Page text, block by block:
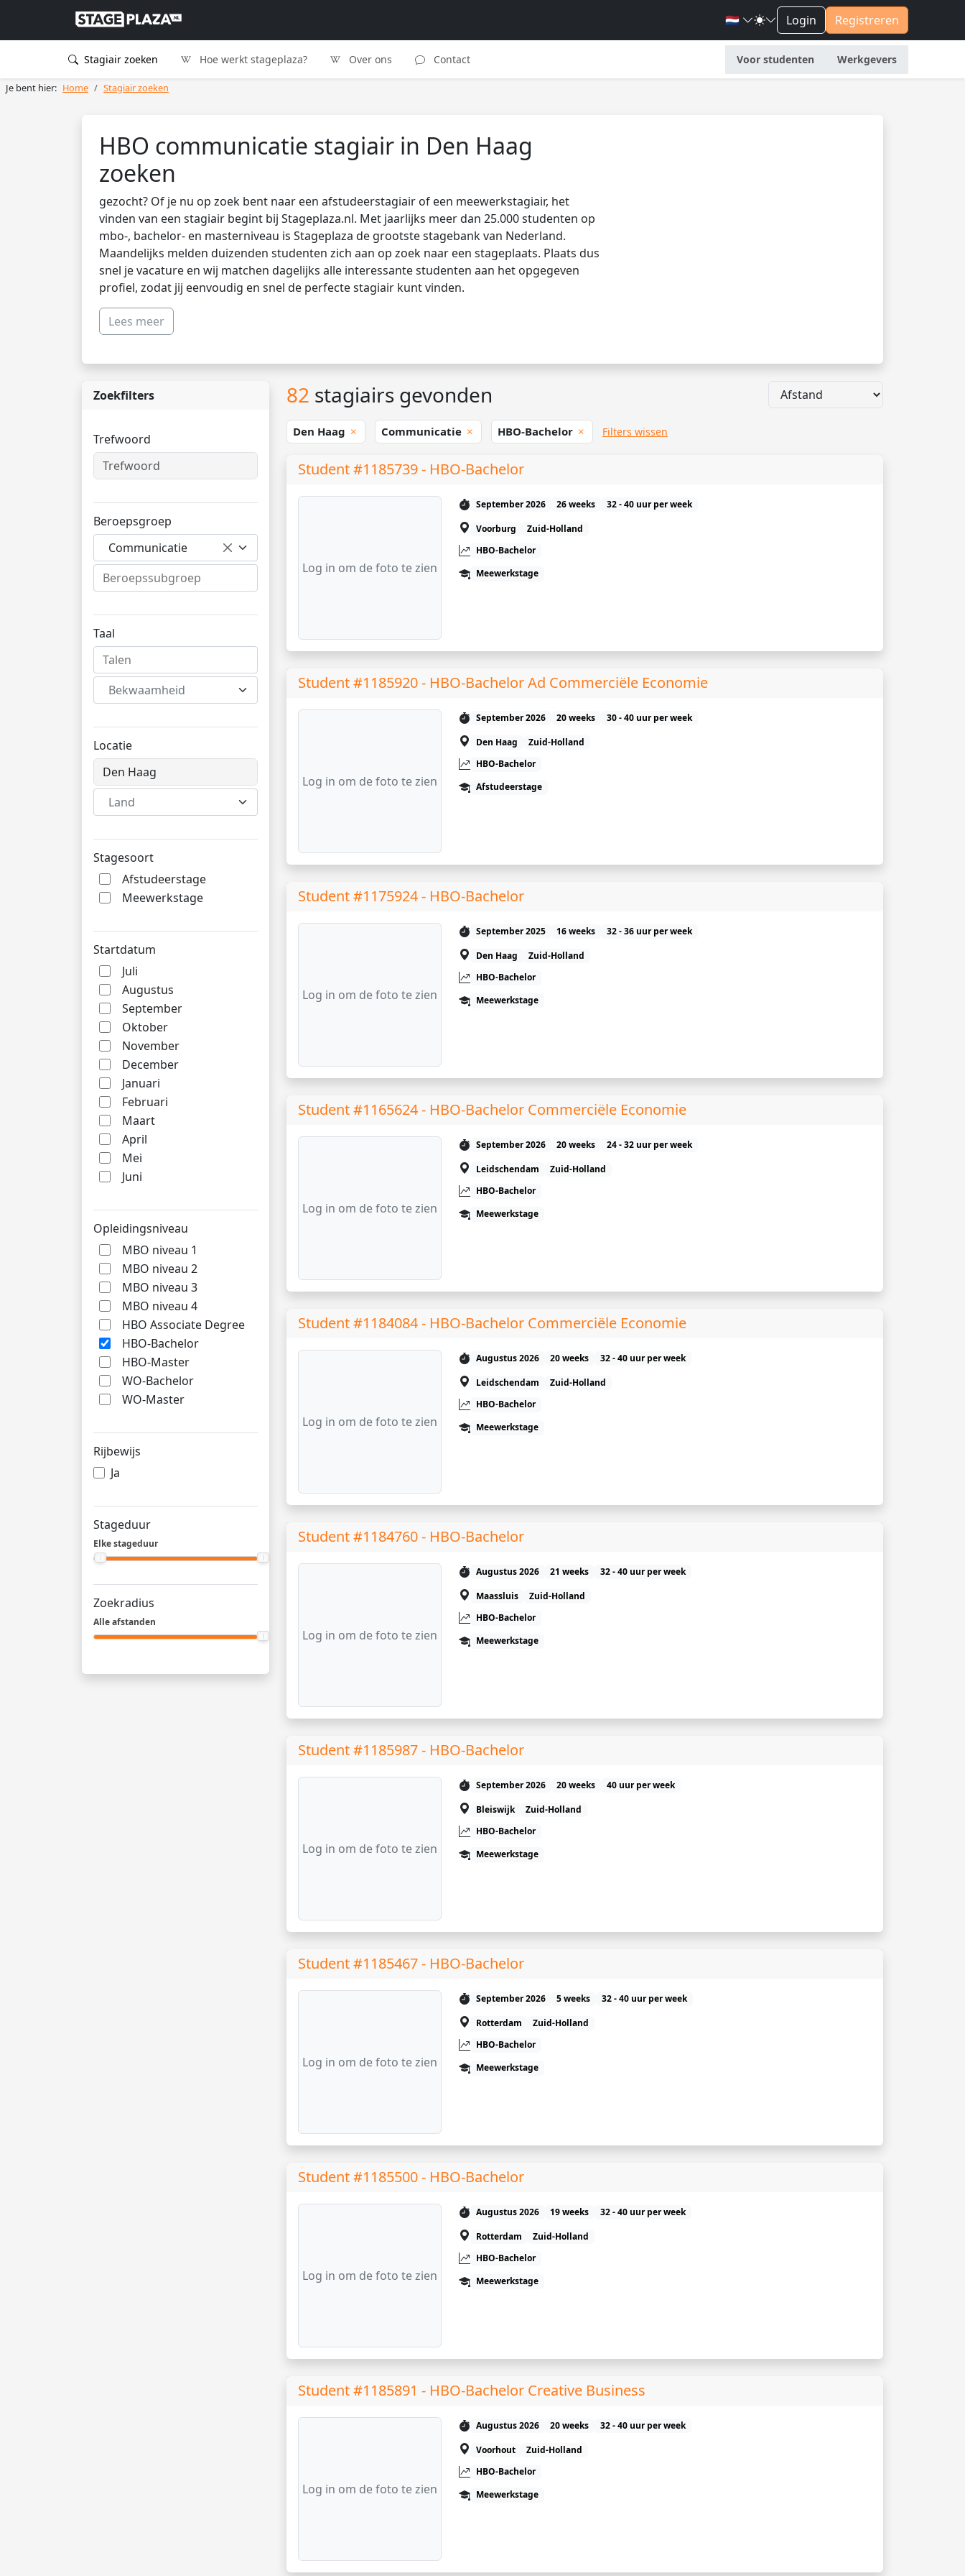
🇳🇱 Login Registreren
Stagiair zoeken Hoe werkt stageplaza? Over ons Contact Voor studenten Werkgevers
Je bent hier: Home Stagiair zoeken
HBO communicatie stagiair in Den Haag
zoeken
gezocht? Of je nu op zoek bent naar een afstudeerstagiair of een meewerkstagiair, het
vinden van een stagiair begint bij Stageplaza.nl. Met jaarlijks meer dan 25.000 studenten op
mbo-, bachelor- en masterniveau is Stageplaza de grootste stagebank van Nederland.
Maandelijks melden duizenden studenten zich aan op zoek naar een stageplaats. Plaats dus
snel je vacature en wij matchen dagelijks alle interessante studenten aan het opgegeven
profiel, zodat jij eenvoudig en snel de perfecte stagiair kunt vinden.
Lees meer
Zoekfilters
Trefwoord
Beroepsgroep
Communicatie
Taal
Bekwaamheid
Locatie
Land
Stagesoort
Afstudeerstage
Meewerkstage
Startdatum
Juli
Augustus
September
Oktober
November
December
Januari
Februari
Maart
April
Mei
Juni
Opleidingsniveau
MBO niveau 1
MBO niveau 2
MBO niveau 3
MBO niveau 4
HBO Associate Degree
HBO-Bachelor
HBO-Master
WO-Bachelor
WO-Master
Rijbewijs
Ja
Stageduur
Elke stageduur
Zoekradius
Alle afstanden
82 stagiairs gevonden
Den Haag Communicatie HBO-Bachelor Filters wissen
Student #1185739 - HBO-Bachelor
Log in om de foto te zien
September 2026 26 weeks
32 - 40 uur per week
Voorburg
Zuid-Holland
HBO-Bachelor
Meewerkstage
Student #1185920 - HBO-Bachelor Ad Commerciële Economie
Log in om de foto te zien
September 2026 20 weeks
30 - 40 uur per week
Den Haag
Zuid-Holland
HBO-Bachelor
Afstudeerstage
Student #1175924 - HBO-Bachelor
Log in om de foto te zien
September 2025 16 weeks
32 - 36 uur per week
Den Haag
Zuid-Holland
HBO-Bachelor
Meewerkstage
Student #1165624 - HBO-Bachelor Commerciële Economie
Log in om de foto te zien
September 2026 20 weeks
24 - 32 uur per week
Leidschendam
Zuid-Holland
HBO-Bachelor
Meewerkstage
Student #1184084 - HBO-Bachelor Commerciële Economie
Log in om de foto te zien
Augustus 2026 20 weeks
32 - 40 uur per week
Leidschendam
Zuid-Holland
HBO-Bachelor
Meewerkstage
Student #1184760 - HBO-Bachelor
Log in om de foto te zien
Augustus 2026 21 weeks
32 - 40 uur per week
Maassluis
Zuid-Holland
HBO-Bachelor
Meewerkstage
Student #1185987 - HBO-Bachelor
Log in om de foto te zien
September 2026 20 weeks
40 uur per week
Bleiswijk
Zuid-Holland
HBO-Bachelor
Meewerkstage
Student #1185467 - HBO-Bachelor
Log in om de foto te zien
September 2026 5 weeks
32 - 40 uur per week
Rotterdam
Zuid-Holland
HBO-Bachelor
Meewerkstage
Student #1185500 - HBO-Bachelor
Log in om de foto te zien
Augustus 2026 19 weeks
32 - 40 uur per week
Rotterdam
Zuid-Holland
HBO-Bachelor
Meewerkstage
Student #1185891 - HBO-Bachelor Creative Business
Log in om de foto te zien
Augustus 2026 20 weeks
32 - 40 uur per week
Voorhout
Zuid-Holland
HBO-Bachelor
Meewerkstage